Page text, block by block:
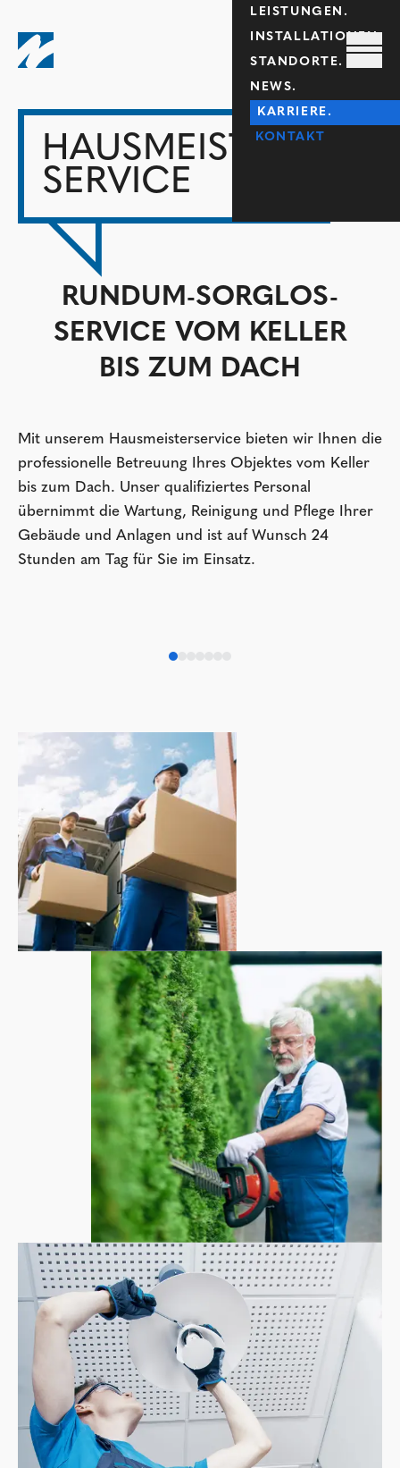
LEISTUNGEN.
INSTALLATIONEN.
STANDORTE.
NEWS.
KARRIERE.
KONTAKT
HAUSMEISTER-
SERVICE
RUNDUM-SORGLOS-
SERVICE VOM KELLER
BIS ZUM DACH
Mit unserem Hausmeisterservice bieten wir Ihnen die
professionelle Betreuung Ihres Objektes vom Keller
bis zum Dach. Unser qualifiziertes Personal
übernimmt die Wartung, Reinigung und Pflege Ihrer
Gebäude und Anlagen und ist auf Wunsch 24
Stunden am Tag für Sie im Einsatz.